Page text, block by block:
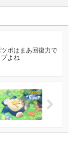
ツボはまあ回復力で
よね